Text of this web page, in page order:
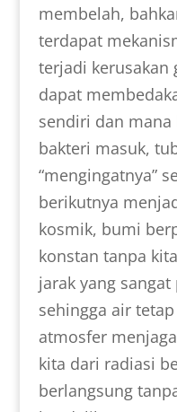
membelah,
terdapat
terjadi kerusakan
dapat
sendiri dan mana
bakteri masuk,
“mengingatnya”
berikutnya
kosmik, bumi
konstan tanpa
jarak yang
sehingga air
atmosfer
kita dari radiasi
berlangsung